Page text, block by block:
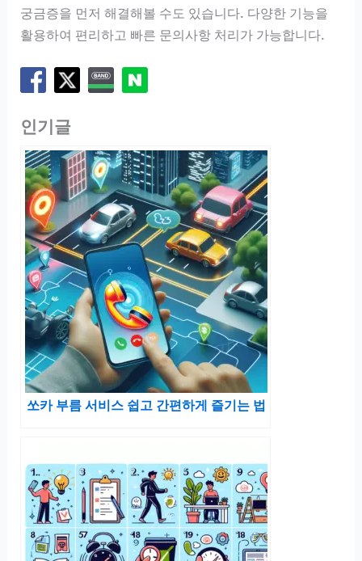
궁금증을 먼저 해결해볼 수도 있습니다. 다양한 기능을
활용하여 편리하고 빠른 문의사항 처리가 가능합니다.
인기글
쏘카 부름 서비스 쉽고 간편하게 즐기는 법